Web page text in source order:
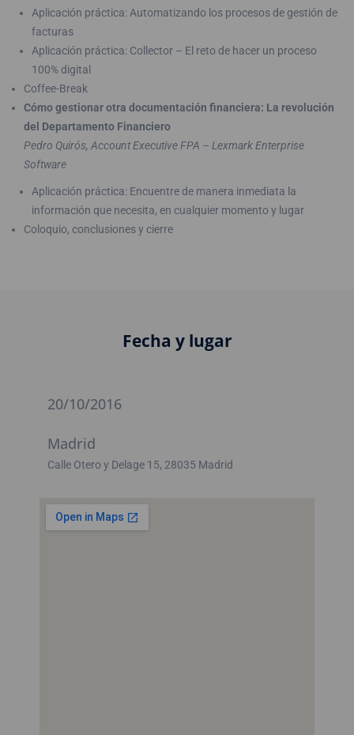
Aplicación práctica: Automatizando los procesos de gestión de
facturas
Aplicación práctica: Collector – El reto de hacer un proceso
100% digital
Coffee-Break
Cómo gestionar otra documentación financiera: La revolución
del Departamento Financiero
Pedro Quirós, Account Executive FPA – Lexmark Enterprise
Software
Aplicación práctica: Encuentre de manera inmediata la
información que necesita, en cualquier momento y lugar
Coloquio, conclusiones y cierre
Fecha y lugar
20/10/2016
Madrid
Calle Otero y Delage 15, 28035 Madrid